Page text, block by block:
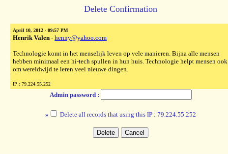
Delete Confirmation
April 10, 2012 - 09:57 PM
Henrik Valen - henny@yahoo.com
Technologie komt in het menselijk leven op vele manieren. Bijna alle mensen
hebben minimaal een hi-tech spullen in hun huis. Technologie helpt mensen ook
om wereldwijd te leren veel nieuwe dingen.
IP : 79.224.55.252
Admin password :
» Delete all records that using this IP : 79.224.55.252